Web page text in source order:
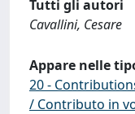
Tutti gli autori
Cavallini, Cesare
Appare nelle
20 -
/ Contributo in